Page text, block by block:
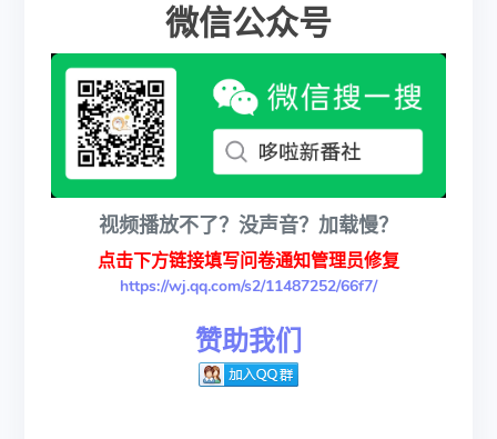
微信公众号
视频播放不了？没声音？加载慢？
点击下方链接填写问卷通知管理员修复
https://wj.qq.com/s2/11487252/66f7/
赞助我们